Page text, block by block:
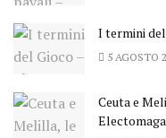
I termini del
5 AGOSTO
Ceuta e